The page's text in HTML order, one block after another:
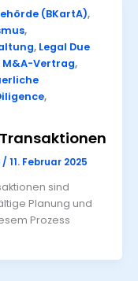
(BKartA),
,
, Legal Due
M&A-Vertrag,
,
/ 11. Februar 2025
sind
Planung und
Prozess